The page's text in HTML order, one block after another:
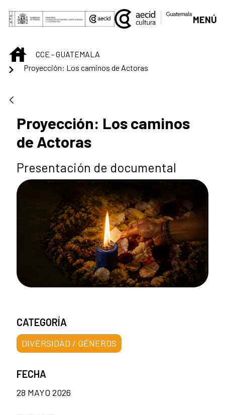
Saltar al contenido principal
MENÚ
INICIOCCE - GUATEMALA
Proyección: Los caminos de Actoras
Proyección: Los caminos
de Actoras
Presentación de documental
CATEGORÍA
DIVERSIDAD / GÉNEROS
FECHA
28 MAYO 2026